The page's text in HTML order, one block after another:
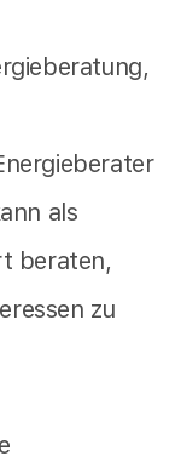
als
beraten,
zu